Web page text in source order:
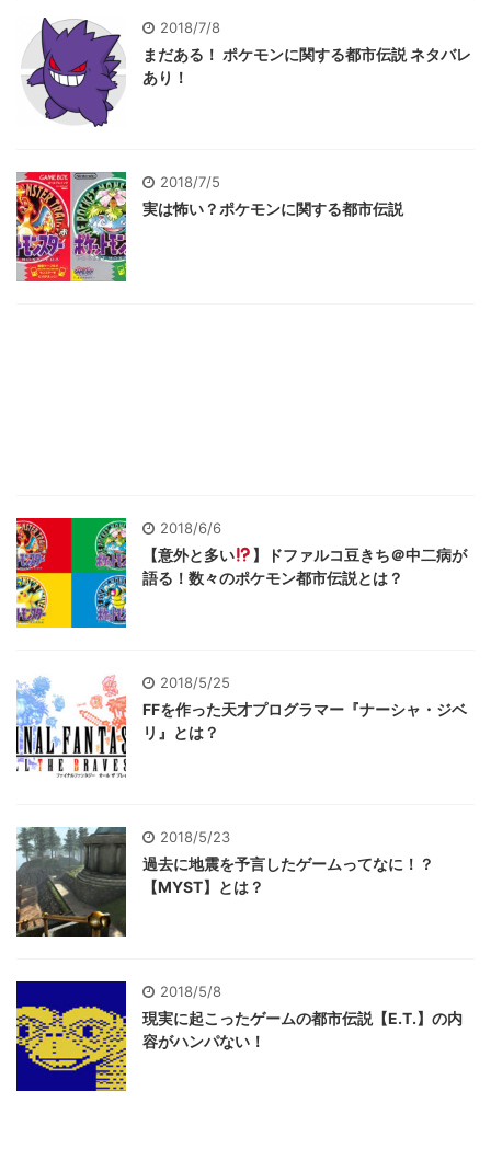
2018/7/8
まだある！ ポケモンに関する都市伝説 ネタバレ
あり！
2018/7/5
実は怖い？ポケモンに関する都市伝説
2018/6/6
【意外と多い
】ドファルコ豆きち＠中二病が
語る！数々のポケモン都市伝説とは？
2018/5/25
FFを作った天才プログラマー『ナーシャ・ジベ
リ』とは？
2018/5/23
過去に地震を予言したゲームってなに！？
【MYST】とは？
2018/5/8
現実に起こったゲームの都市伝説【E.T.】の内
容がハンパない！